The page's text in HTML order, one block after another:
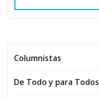
Columnistas
De Todo y para Todos